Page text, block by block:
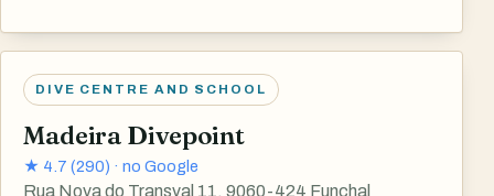
DIVE CENTRE AND SCHOOL
Madeira Divepoint
★ 4.7 (290) · no Google
Rua Nova do Transval 11, 9060-424 Funchal